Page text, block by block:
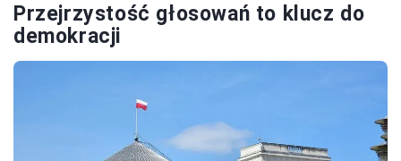
Przejrzystość głosowań to klucz do
demokracji